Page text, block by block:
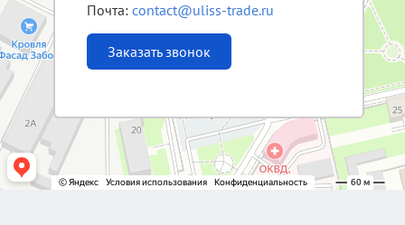
Почта:contact@uliss-trade.ru
Заказать звонок